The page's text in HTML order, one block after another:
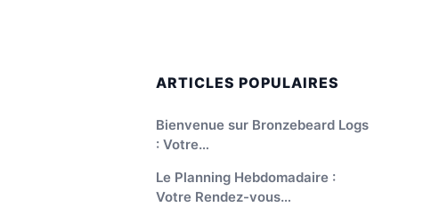
ARTICLES POPULAIRES
Bienvenue sur Bronzebeard Logs
: Votre…
Le Planning Hebdomadaire :
Votre Rendez-vous…